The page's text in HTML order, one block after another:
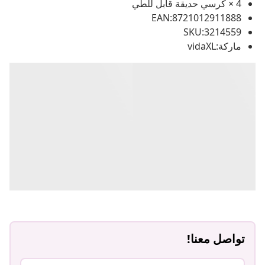
4 × كرسي حديقة قابل للطي
EAN:8721012911888
SKU:3214559
ماركة:vidaXL
تواصل معنا!